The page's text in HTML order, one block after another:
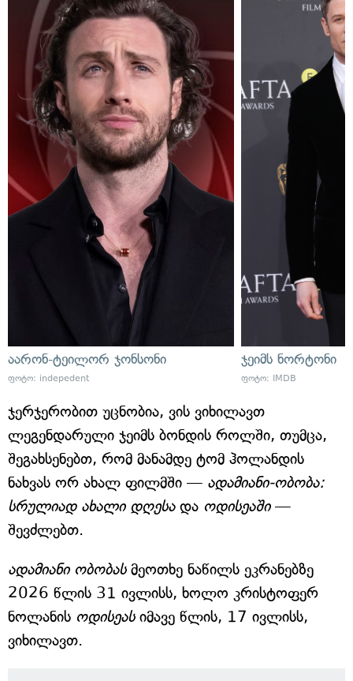
აარონ-ტეილორ ჯონსონი
ფოტო: indepedent
ჯეიმს ნორტონი
ფოტო: IMDB
ჯერჯერობით უცნობია, ვის ვიხილავთ
ლეგენდარული ჯეიმს ბონდის როლში, თუმცა,
შეგახსენებთ, რომ მანამდე ტომ ჰოლანდის
ნახვას ორ ახალ ფილმში — ადამიანი-ობობა:
სრულიად ახალი დღესადა ოდისეაში—
შევძლებთ.
ადამიანი ობობასმეოთხე ნაწილს ეკრანებზე
2026 წლის 31 ივლისს, ხოლო კრისტოფერ
ნოლანის ოდისეასიმავე წლის, 17 ივლისს,
ვიხილავთ.